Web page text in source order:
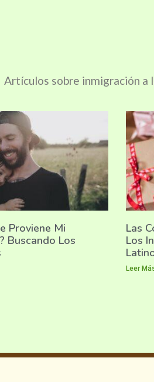
Artículos sobre inmigración a
Proviene Mi
Buscando Los
Las
Los
Leer